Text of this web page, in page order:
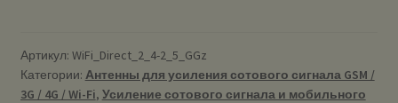
Артикул: WiFi_Direct_2_4-2_5_GGz
Категории: Антенны для усиления сотового сигнала GSM /
3G / 4G / Wi-Fi, Усиление сотового сигнала и мобильного